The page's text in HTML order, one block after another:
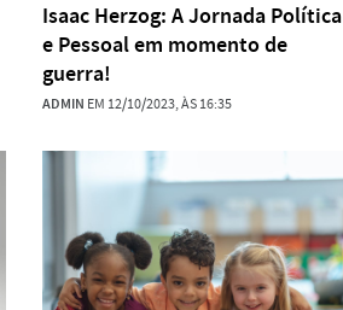
Isaac Herzog: A Jornada Política
e Pessoal em momento de
guerra!
ADMIN EM 12/10/2023, ÀS 16:35